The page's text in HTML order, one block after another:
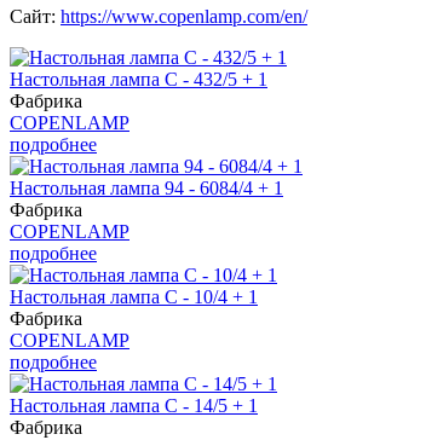
Сайт: https://www.copenlamp.com/en/
Настольная лампа С - 432/5 + 1
Фабрика
COPENLAMP
подробнее
Настольная лампа 94 - 6084/4 + 1
Фабрика
COPENLAMP
подробнее
Настольная лампа С - 10/4 + 1
Фабрика
COPENLAMP
подробнее
Настольная лампа С - 14/5 + 1
Фабрика